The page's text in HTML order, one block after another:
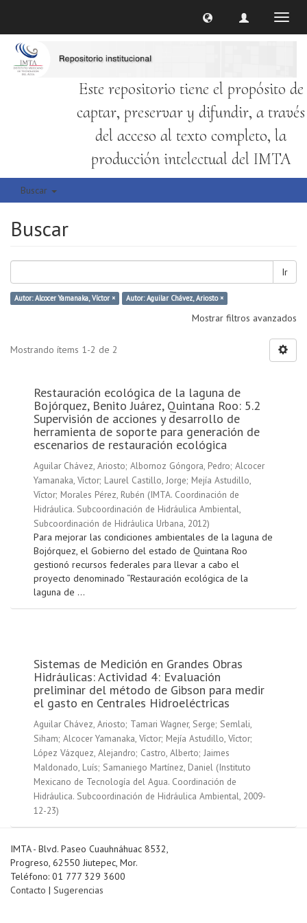
Este repositorio tiene el propósito de
captar, preservar y difundir, a través
del acceso al texto completo, la
producción intelectual del IMTA
Buscar
Buscar
Ir
Autor: Alcocer Yamanaka, Víctor × Autor: Aguilar Chávez, Ariosto ×
Mostrar filtros avanzados
Mostrando ítems 1-2 de 2
Restauración ecológica de la laguna de
Bojórquez, Benito Juárez, Quintana Roo: 5.2
Supervisión de acciones y desarrollo de
herramienta de soporte para generación de
escenarios de restauración ecológica
Aguilar Chávez, Ariosto; Albornoz Góngora, Pedro; Alcocer
Yamanaka, Víctor; Laurel Castillo, Jorge; Mejía Astudillo,
Víctor; Morales Pérez, Rubén (IMTA. Coordinación de
Hidráulica. Subcoordinación de Hidráulica Ambiental,
Subcoordinación de Hidráulica Urbana, 2012)
Para mejorar las condiciones ambientales de la laguna de
Bojórquez, el Gobierno del estado de Quintana Roo
gestionó recursos federales para llevar a cabo el
proyecto denominado “Restauración ecológica de la
laguna de ...
Sistemas de Medición en Grandes Obras
Hidráulicas: Actividad 4: Evaluación
preliminar del método de Gibson para medir
el gasto en Centrales Hidroeléctricas
Aguilar Chávez, Ariosto; Tamari Wagner, Serge; Semlali,
Siham; Alcocer Yamanaka, Víctor; Mejía Astudillo, Víctor;
López Vázquez, Alejandro; Castro, Alberto; Jaimes
Maldonado, Luís; Samaniego Martínez, Daniel (Instituto
Mexicano de Tecnología del Agua. Coordinación de
Hidráulica. Subcoordinación de Hidráulica Ambiental, 2009-
12-23)
IMTA - Blvd. Paseo Cuauhnáhuac 8532,
Progreso, 62550 Jiutepec, Mor.
Teléfono: 01 777 329 3600
Contacto | Sugerencias